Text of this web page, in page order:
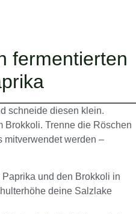
fermentierten
schneide diesen klein.
Brokkoli. Trenne die Röschen
mitverwendet werden –
und den Brokkoli in
deine Salzlake